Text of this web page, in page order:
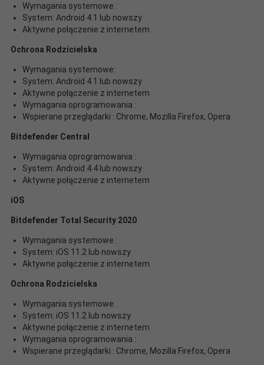
Wymagania systemowe :
System: Android 4.1 lub nowszy
Aktywne połączenie z internetem
Ochrona Rodzicielska
Wymagania systemowe:
System: Android 4.1 lub nowszy
Aktywne połączenie z internetem
Wymagania oprogramowania :
Wspierane przeglądarki : Chrome, Mozilla Firefox, Opera
Bitdefender Central
Wymagania oprogramowania :
System: Android 4.4 lub nowszy
Aktywne połączenie z internetem
iOS
Bitdefender Total Security 2020
Wymagania systemowe :
System: iOS 11.2 lub nowszy
Aktywne połączenie z internetem
Ochrona Rodzicielska
Wymagania systemowe:
System: iOS 11.2 lub nowszy
Aktywne połączenie z internetem
Wymagania oprogramowania :
Wspierane przeglądarki : Chrome, Mozilla Firefox, Opera